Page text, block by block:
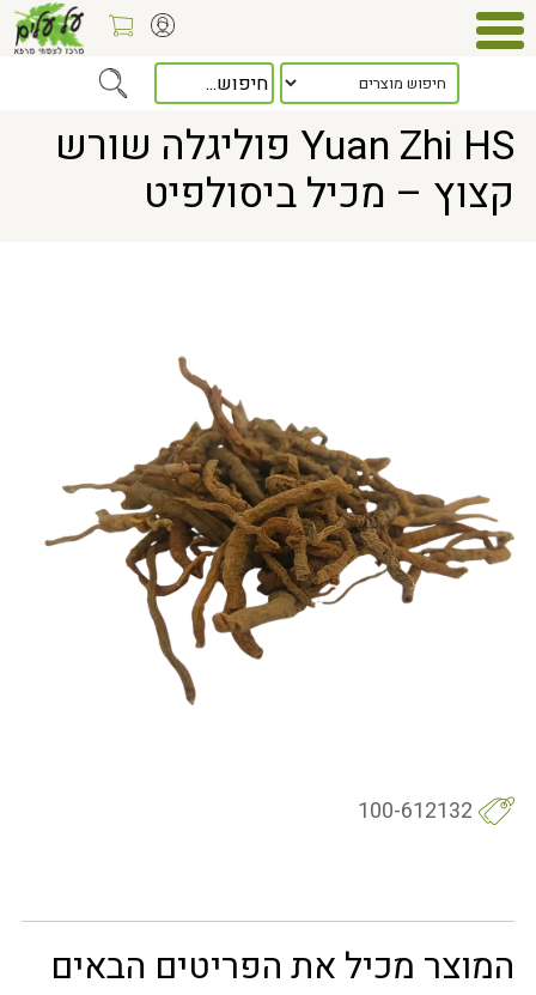
Home> Yuan Zhi HS פוליגלה שורש קצוץ – מכיל ביסולפיט
Yuan Zhi HS פוליגלה שורש
קצוץ – מכיל ביסולפיט
100-612132
המוצר מכיל את הפריטים הבאים